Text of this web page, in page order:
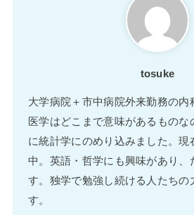
tosuke
大学病院＋市中病院外来勤務の内
医学はどこまで意味があるものな
に統計学にのめり込みました。現
中。英語・哲学にも興味があり、
す。独学で勉強し続ける人たちの
す。